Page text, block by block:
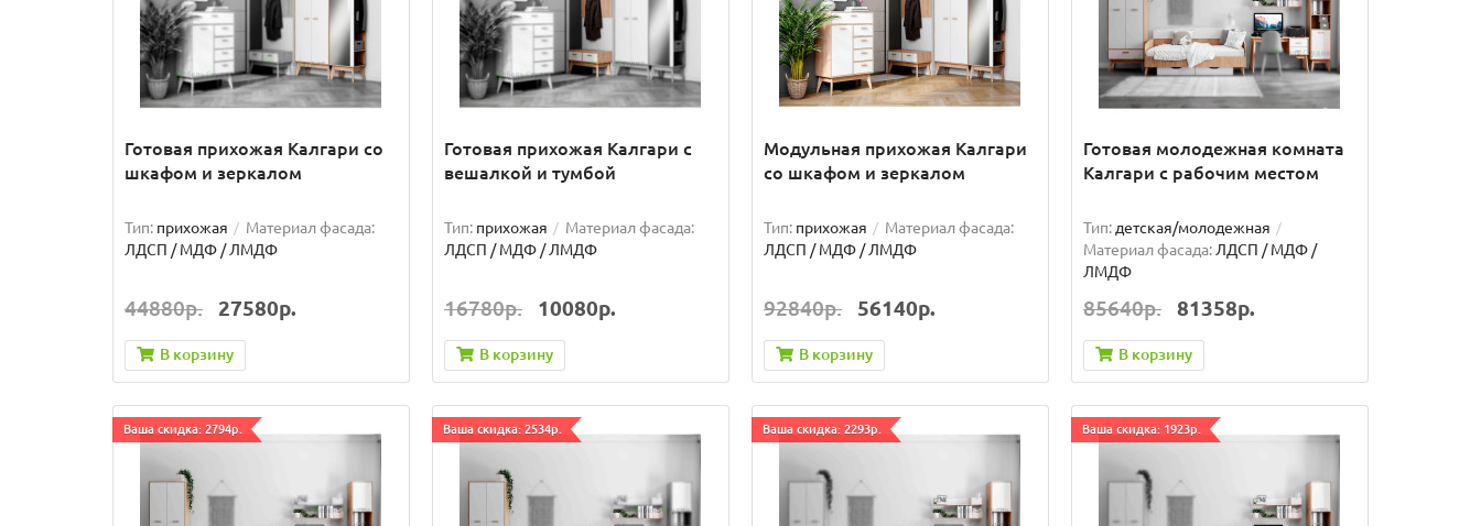
Готовая прихожая Калгари со
шкафом и зеркалом
Тип: прихожая
Материал фасада:
ЛДСП / МДФ / ЛМДФ
44880р. 27580р.
В корзину
Готовая прихожая Калгари с
вешалкой и тумбой
Тип: прихожая
Материал фасада:
ЛДСП / МДФ / ЛМДФ
16780р. 10080р.
В корзину
Модульная прихожая Калгари
со шкафом и зеркалом
Тип: прихожая
Материал фасада:
ЛДСП / МДФ / ЛМДФ
92840р. 56140р.
В корзину
Готовая молодежная комната
Калгари с рабочим местом
Тип: детская/молодежная
Материал фасада: ЛДСП / МДФ /
ЛМДФ
85640р. 81358р.
В корзину
Ваша скидка: 2794р. Ваша скидка: 2534р. Ваша скидка: 2293р. Ваша скидка: 1923р.